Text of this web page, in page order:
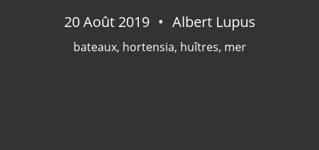
20 Août 2019 Albert Lupus
bateaux, hortensia, huîtres, mer